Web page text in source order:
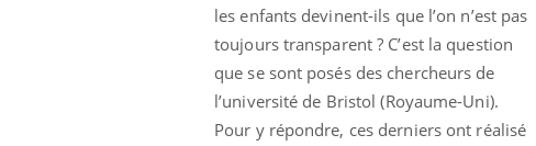
les enfants devinent-ils que l’on n’est pas
toujours transparent ? C’est la question
que se sont posés des chercheurs de
l’université de Bristol (Royaume-Uni).
Pour y répondre, ces derniers ont réalisé